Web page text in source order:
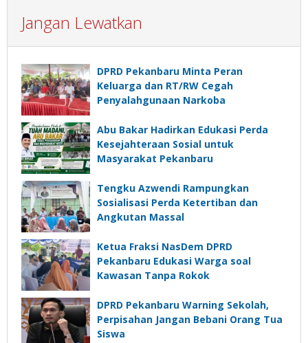
Jangan Lewatkan
DPRD Pekanbaru Minta Peran
Keluarga dan RT/RW Cegah
Penyalahgunaan Narkoba
Abu Bakar Hadirkan Edukasi Perda
Kesejahteraan Sosial untuk
Masyarakat Pekanbaru
Tengku Azwendi Rampungkan
Sosialisasi Perda Ketertiban dan
Angkutan Massal
Ketua Fraksi NasDem DPRD
Pekanbaru Edukasi Warga soal
Kawasan Tanpa Rokok
DPRD Pekanbaru Warning Sekolah,
Perpisahan Jangan Bebani Orang Tua
Siswa